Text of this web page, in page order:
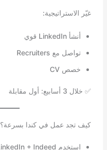
غيّر الاستراتيجية:
أنشأ LinkedIn قوي
تواصل مع Recruiters
خصص CV
✅ خلال 3 أسابيع: أول مقابلة
كيف تجد عمل في كندا بسرعة؟
استخدم LinkedIn + Indeed